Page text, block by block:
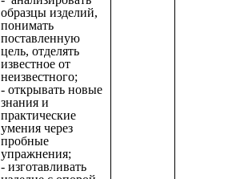
образцы изделий,
понимать
поставленную
цель, отделять
известное от
неизвестного;
- открывать новые
знания и
практические
умения через
пробные
упражнения;
- изготавливать